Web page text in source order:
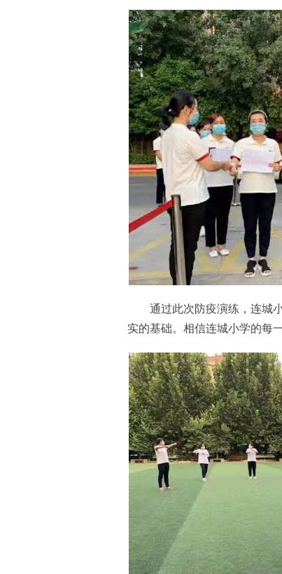
通过此次防疫演练，连城小
实的基础。相信连城小学的每